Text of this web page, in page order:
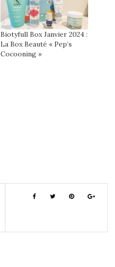
Biotyfull Box Janvier 2024 :
La Box Beauté « Pep’s
Cocooning »